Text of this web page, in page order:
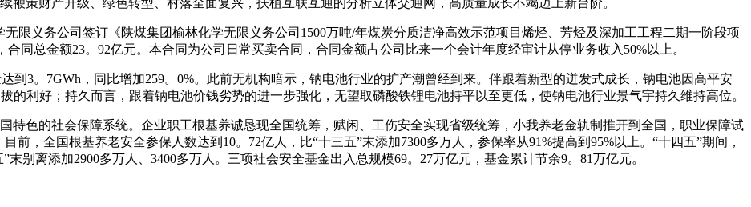
义务公司签订《陕煤集团榆林化学无限义务公司1500万吨/年煤炭分质洁净高效示范项目烯烃、芳烃及深加工工程二期一阶段项
同总金额23。92亿元。本合同为公司日常买卖合同，合同金额占公司比来一个会计年度经审计从停业务收入50%以上。
3。7GWh，同比增加259。0%。此前无机构暗示，钠电池行业的扩产潮曾经到来。伴跟着新型的迸发式成长，钠电池因高平安
的利好；持久而言，跟着钠电池价钱劣势的进一步强化，无望取磷酸铁锂电池持平以至更低，使钠电池行业景气宇持久维持高位。
色的社会保障系统。企业职工根基养诚恳现全国统筹，赋闲、工伤安全实现省级统筹，小我养老金轨制推开到全国，职业保障试
前，全国根基养老安全参保人数达到10。72亿人，比“十三五”末添加7300多万人，参保率从91%提高到95%以上。“十四五”期间，
末别离添加2900多万人、3400多万人。三项社会安全基金出入总规模69。27万亿元，基金累计节余9。81万亿元。